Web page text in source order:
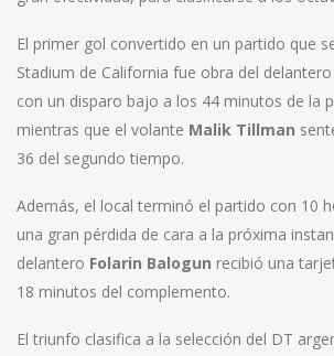
El primer gol convertido en un partido que
Stadium de California fue obra del delantero
con un disparo bajo a los 44 minutos de la
mientras que el volante Malik Tillman
36 del segundo tiempo.
Además, el local terminó el partido con 10
una gran pérdida de cara a la próxima
delantero Folarin Balogun recibió una
18 minutos del complemento.
El triunfo clasifica a la selección del DT